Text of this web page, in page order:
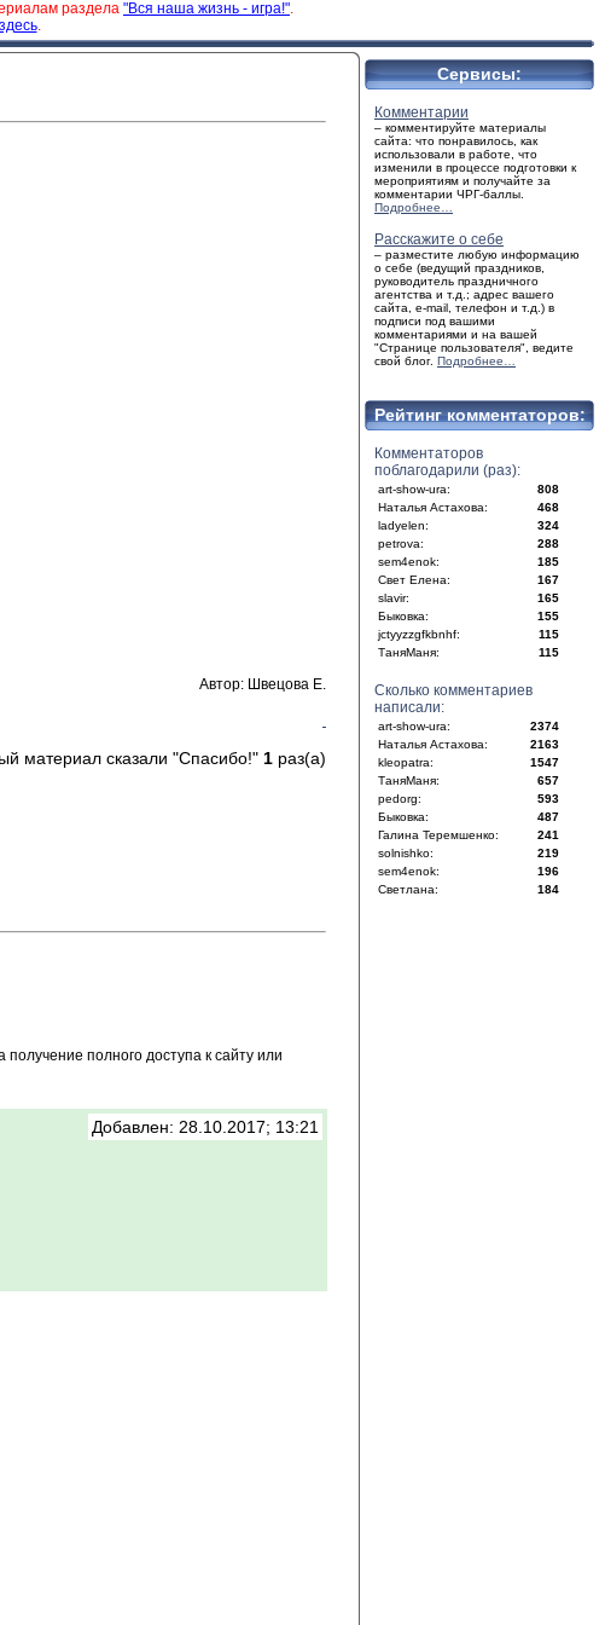
раздела "Вся наша жизнь - игра!".
здесь.
Автор: Швецова Е.
материал сказали "Спасибо!" 1 раз(а)
полного доступа к сайту или
Добавлен: 28.10.2017; 13:21
Сервисы:
Комментарии
– комментируйте материалы
сайта: что понравилось, как
использовали в работе, что
изменили в процессе подготовки к
мероприятиям и получайте за
комментарии ЧРГ-баллы.
Подробнее…
Расскажите о себе
– разместите любую информацию
о себе (ведущий праздников,
руководитель праздничного
агентства и т.д.; адрес вашего
сайта, e-mail, телефон и т.д.) в
подписи под вашими
комментариями и на вашей
"Странице пользователя", ведите
свой блог. Подробнее…
Рейтинг комментаторов:
Комментаторов
поблагодарили (раз):
art-show-ura:
808
Наталья Астахова:
468
ladyelen:
324
petrova:
288
sem4enok:
185
Свет Елена:
167
slavir:
165
Быковка:
155
jctyyzzgfkbnhf:
115
ТаняМаня:
115
Сколько комментариев
написали:
art-show-ura:
2374
Наталья Астахова:
2163
kleopatra:
1547
ТаняМаня:
657
pedorg:
593
Быковка:
487
Галина Теремшенко:
241
solnishko:
219
sem4enok:
196
Светлана:
184